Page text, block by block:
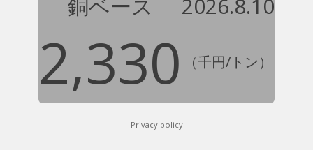
銅ベース 2026.8.10
2,330 （千円/トン）
Privacy policy